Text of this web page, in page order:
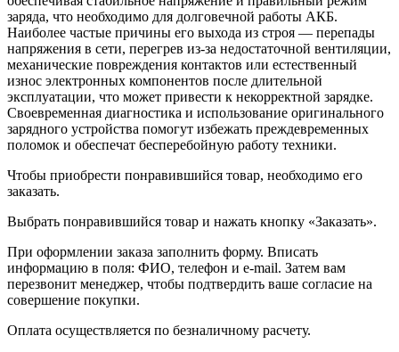
заряда, что необходимо для долговечной работы АКБ.
Наиболее частые причины его выхода из строя — перепады
напряжения в сети, перегрев из-за недостаточной вентиляции,
механические повреждения контактов или естественный
износ электронных компонентов после длительной
эксплуатации, что может привести к некорректной зарядке.
Своевременная диагностика и использование оригинального
зарядного устройства помогут избежать преждевременных
поломок и обеспечат бесперебойную работу техники.
Чтобы приобрести понравившийся товар, необходимо его
заказать.
Выбрать понравившийся товар и нажать кнопку «Заказать».
При оформлении заказа заполнить форму. Вписать
информацию в поля: ФИО, телефон и e-mail. Затем вам
перезвонит менеджер, чтобы подтвердить ваше согласие на
совершение покупки.
Оплата осуществляется по безналичному расчету.